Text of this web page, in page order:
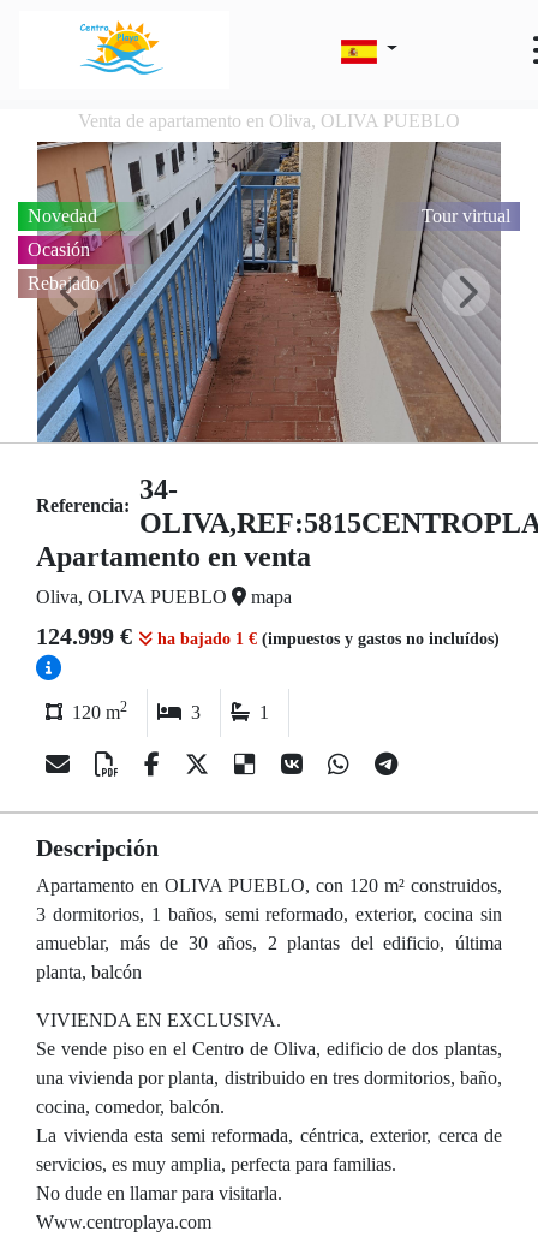
Venta de apartamento en Oliva, OLIVA PUEBLO
Novedad
Ocasión
Rebajado
Tour virtual
Referencia:
34-
Apartamento en venta
Oliva, OLIVA PUEBLO mapa
124.999 € ha bajado 1 € (impuestos y gastos no incluídos)
120 m2 3 1
Descripción
Apartamento en OLIVA PUEBLO, con 120 m² construidos,
3 dormitorios, 1 baños, semi reformado, exterior, cocina sin
amueblar, más de 30 años, 2 plantas del edificio, última
planta, balcón
VIVIENDA EN EXCLUSIVA.
Se vende piso en el Centro de Oliva, edificio de dos plantas,
una vivienda por planta, distribuido en tres dormitorios, baño,
cocina, comedor, balcón.
La vivienda esta semi reformada, céntrica, exterior, cerca de
servicios, es muy amplia, perfecta para familias.
No dude en llamar para visitarla.
Www.centroplaya.com